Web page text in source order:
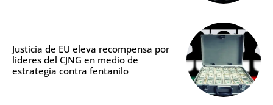
Justicia de EU eleva recompensa por
líderes del CJNG en medio de
estrategia contra fentanilo